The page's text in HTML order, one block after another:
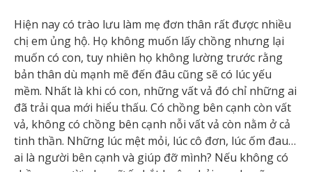
Hiện nay có trào lưu làm mẹ đơn thân rất được nhiều
chị em ủng hộ. Họ không muốn lấy chồng nhưng lại
muốn có con, tuy nhiên họ không lường trước rằng
bản thân dù mạnh mẽ đến đâu cũng sẽ có lúc yếu
mềm. Nhất là khi có con, những vất vả đó chỉ những ai
đã trải qua mới hiểu thấu. Có chồng bên cạnh còn vất
vả, không có chồng bên cạnh nỗi vất vả còn nằm ở cả
tinh thần. Những lúc mệt mỏi, lúc cô đơn, lúc ốm đau…
ai là người bên cạnh và giúp đỡ mình? Nếu không có